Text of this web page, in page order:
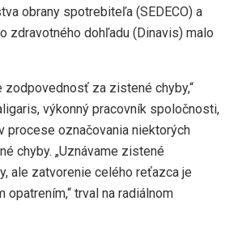
obrany spotrebiteľa (SEDECO) a
zdravotného dohľadu (Dinavis) malo
zodpovednosť za zistené chyby,“
výkonný pracovník spoločnosti,
procese označovania niektorých
chyby. „Uznávame zistené
ale zatvorenie celého reťazca je
opatrením,“ trval na radiálnom